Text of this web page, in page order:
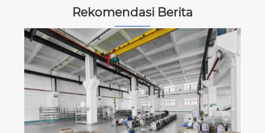
Rekomendasi Berita